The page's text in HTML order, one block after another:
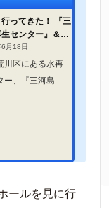
ってきた！ 『三
センター』＆
汚水処分場喞筒
月18日
川区にある水再
ー、『三河島水
きました。
ールを見に行